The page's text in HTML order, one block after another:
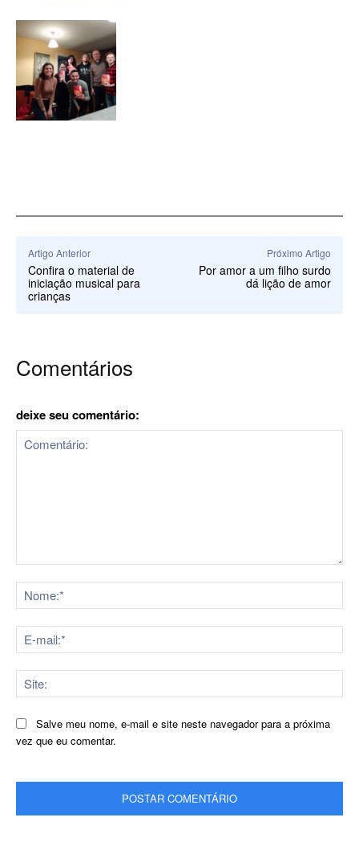
Artigo Anterior
Confira o material de
iniciação musical para
crianças
Próximo Artigo
Por amor a um filho surdo
dá lição de amor
Comentários
deixe seu comentário:
Salve meu nome, e-mail e site neste navegador para a próxima
vez que eu comentar.